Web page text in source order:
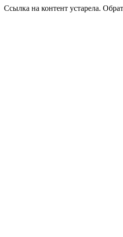
Ссылка на контент устарела.